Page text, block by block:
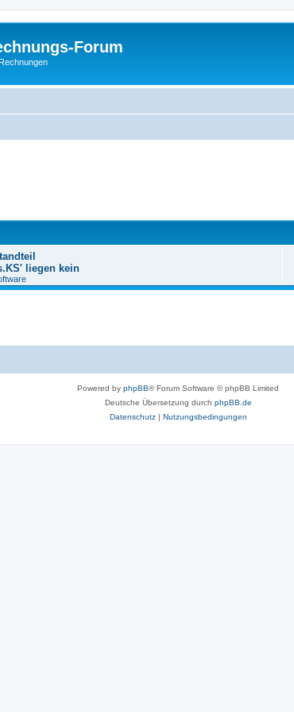
Forum
liegen kein
Powered by phpBB® Forum Software © phpBB Limited
Deutsche Übersetzung durch phpBB.de
Datenschutz| Nutzungsbedingungen